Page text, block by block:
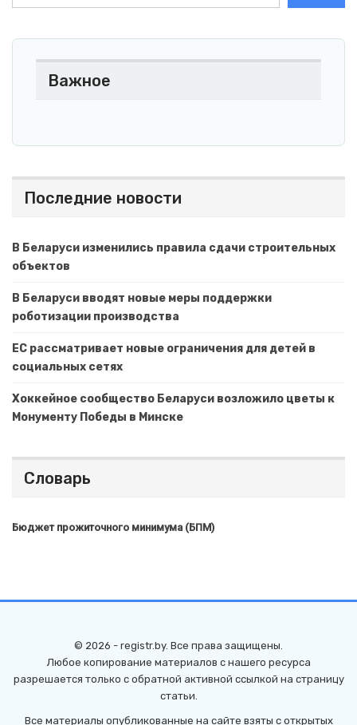
Важное
Последние новости
В Беларуси изменились правила сдачи строительных
объектов
В Беларуси вводят новые меры поддержки
роботизации производства
ЕС рассматривает новые ограничения для детей в
социальных сетях
Хоккейное сообщество Беларуси возложило цветы к
Монументу Победы в Минске
Словарь
Бюджет прожиточного минимума (БПМ)
© 2026 - registr.by. Все права защищены.
Любое копирование материалов с нашего ресурса
разрешается только с обратной активной ссылкой на страницу
статьи.
Все материалы опубликованные на сайте взяты с открытых